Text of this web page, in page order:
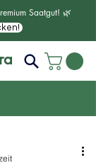
Saatgut! 🌿